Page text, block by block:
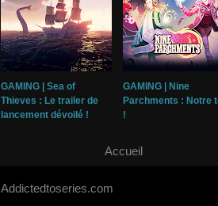
GAMING | Sea of
Thieves : Le trailer de
lancement dévoilé !
GAMING | Nine
Parchments : Notre
!
Accueil
Addictedtoseries.com